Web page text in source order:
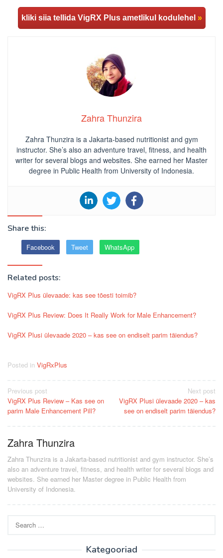
kliki siia tellida VigRX Plus ametlikul kodulehel »
Zahra Thunzira
Zahra Thunzira is a Jakarta-based nutritionist and gym
instructor. She’s also an adventure travel, fitness, and health
writer for several blogs and websites. She earned her Master
degree in Public Health from University of Indonesia.
Share this:
Facebook Tweet WhatsApp
Related posts:
VigRX Plus ülevaade: kas see tõesti toimib?
VigRX Plus Review: Does It Really Work for Male Enhancement?
VigRX Plusi ülevaade 2020 – kas see on endiselt parim täiendus?
Posted in VigRxPlus
Post
navigation
Previous post
VigRX Plus Review – Kas see on
parim Male Enhancement Pill?
Next post
VigRX Plusi ülevaade 2020 – kas
see on endiselt parim täiendus?
Zahra Thunzira
Zahra Thunzira is a Jakarta-based nutritionist and gym instructor. She’s
also an adventure travel, fitness, and health writer for several blogs and
websites. She earned her Master degree in Public Health from
University of Indonesia.
for:
Kategooriad